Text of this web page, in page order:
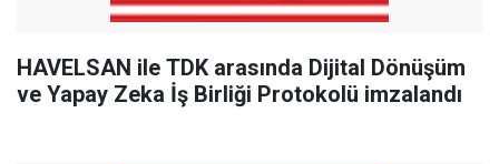
HAVELSAN ile TDK arasında Dijital Dönüşüm
ve Yapay Zeka İş Birliği Protokolü imzalandı